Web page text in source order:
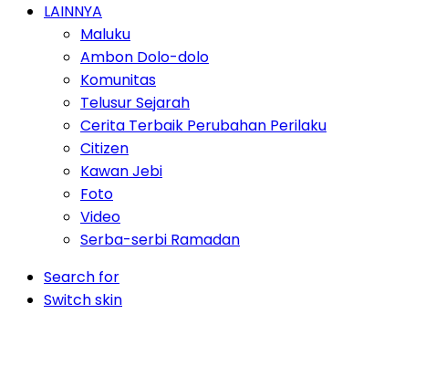
LAINNYA
Maluku
Ambon Dolo-dolo
Komunitas
Telusur Sejarah
Cerita Terbaik Perubahan Perilaku
Citizen
Kawan Jebi
Foto
Video
Serba-serbi Ramadan
Search for
Switch skin